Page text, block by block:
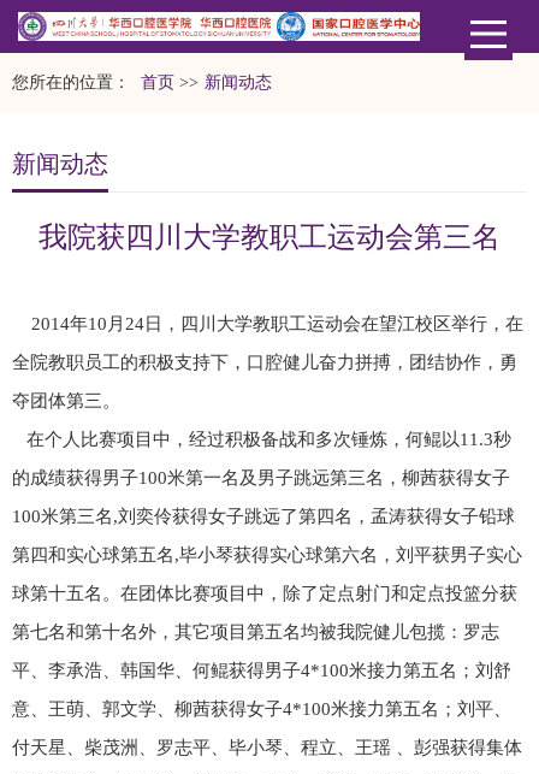
您所在的位置： 首页 >> 新闻动态
新闻动态
我院获四川大学教职工运动会第三名
2014年10月24日，四川大学教职工运动会在望江校区举行，在
全院教职员工的积极支持下，口腔健儿奋力拼搏，团结协作，勇
夺团体第三。
在个人比赛项目中，经过积极备战和多次锤炼，何鲲以11.3秒
的成绩获得男子100米第一名及男子跳远第三名，柳茜获得女子
100米第三名,刘奕伶获得女子跳远了第四名，孟涛获得女子铅球
第四和实心球第五名,毕小琴获得实心球第六名，刘平获男子实心
球第十五名。在团体比赛项目中，除了定点射门和定点投篮分获
第七名和第十名外，其它项目第五名均被我院健儿包揽：罗志
平、李承浩、韩国华、何鲲获得男子4*100米接力第五名；刘舒
意、王萌、郭文学、柳茜获得女子4*100米接力第五名；刘平、
付天星、柴茂洲、罗志平、毕小琴、程立、王瑶 、彭强获得集体